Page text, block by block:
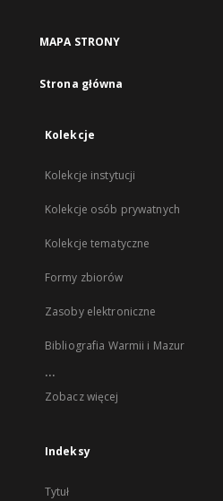
MAPA STRONY
Strona główna
Kolekcje
Kolekcje instytucji
Kolekcje osób prywatnych
Kolekcje tematyczne
Formy zbiorów
Zasoby elektroniczne
Bibliografia Warmii i Mazur
...
Zobacz więcej
Indeksy
Tytuł